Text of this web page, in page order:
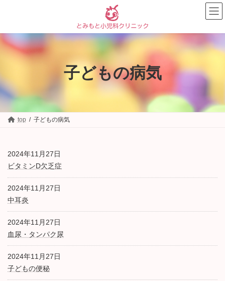
ン
ツ
キ
ッ
プ
ー
シ
に
移
動
子どもの病気
top 子どもの病気
2024年11月27日
ビタミンD欠乏症
2024年11月27日
中耳炎
2024年11月27日
血尿・タンパク尿
2024年11月27日
子どもの便秘